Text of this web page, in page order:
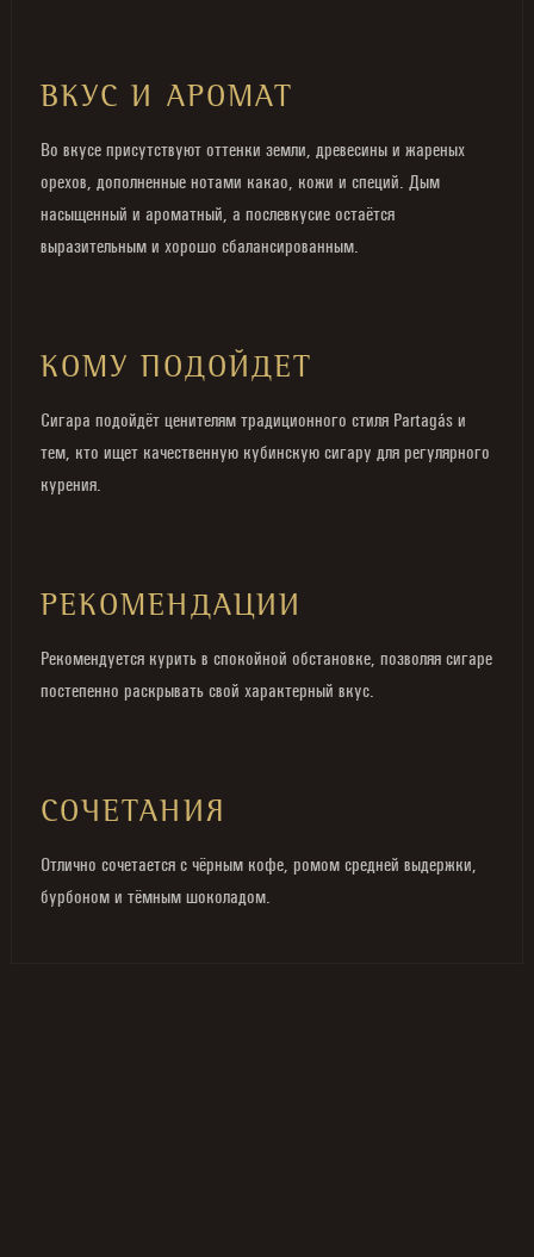
ВКУС И АРОМАТ
Во вкусе присутствуют оттенки земли, древесины и жареных
орехов, дополненные нотами какао, кожи и специй. Дым
насыщенный и ароматный, а послевкусие остаётся
выразительным и хорошо сбалансированным.
КОМУ ПОДОЙДЕТ
Сигара подойдёт ценителям традиционного стиля Partagás и
тем, кто ищет качественную кубинскую сигару для регулярного
курения.
РЕКОМЕНДАЦИИ
Рекомендуется курить в спокойной обстановке, позволяя сигаре
постепенно раскрывать свой характерный вкус.
СОЧЕТАНИЯ
Отлично сочетается с чёрным кофе, ромом средней выдержки,
бурбоном и тёмным шоколадом.